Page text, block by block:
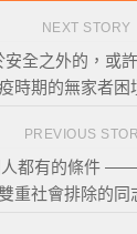
NEXT STORY
全之外的，或
時期的無家者困
PREVIOUS
人都有的條件
重社會排除的同